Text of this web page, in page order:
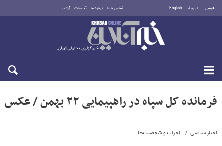
فارسی العربية English تماس با ما درباره ما تبلیغات آرشیو
شنبه ۱۷ مرداد ۱۴۰۵
اخبار سیاسی احزاب و شخصیت‌ها
فرمانده کل سپاه در راهپیمایی ۲۲ بهمن / عکس